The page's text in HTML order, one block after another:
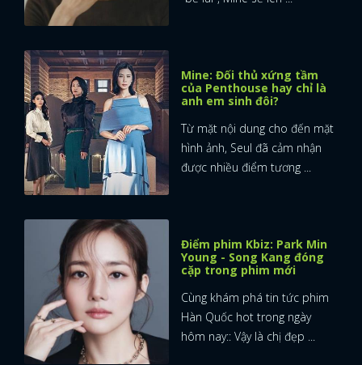
FACEBOOK
Mine: Đối thủ xứng tầm
của Penthouse hay chỉ là
anh em sinh đôi?
Từ mặt nội dung cho đến mặt
hình ảnh, Seul đã cảm nhận
được nhiều điểm tương ...
Điểm phim Kbiz: Park Min
Young - Song Kang đóng
cặp trong phim mới
Cùng khám phá tin tức phim
Hàn Quốc hot trong ngày
hôm nay:: Vậy là chị đẹp ...